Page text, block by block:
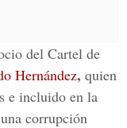
del Cartel de
Hernández, quien
e incluido en la
corrupción